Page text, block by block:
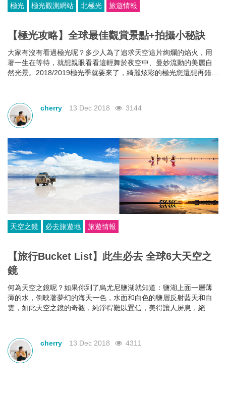
極光 極光觀測網站 北極光 旅遊情報
【極光攻略】全球最佳觀賞景點+拍攝小秘訣
大家有沒有看過極光呢？多少人為了追求天空這片絢爛的焰火，用
著一生在等待，就想親眼看看這輕舞於夜空中、曼妙流動的美麗自
然光景。2018/2019極光季就要來了，綺麗炫彩的極光您還想再錯過
cherry
13 Dec 2018 3144
天空之鏡 必去旅遊地 旅遊情報
【旅行Bucket List】此生必去 全球6大天空之
鏡
何為天空之鏡呢？如果你到了烏尤尼鹽湖就知道：鹽湖上面一層薄
薄的水，倒映著夢幻的海天一色，水面和白色的鹽層反射藍天和白
雲，如此天空之鏡的奇觀，純淨得難以置信，美得讓人屏息，絕對
cherry
13 Dec 2018 4311